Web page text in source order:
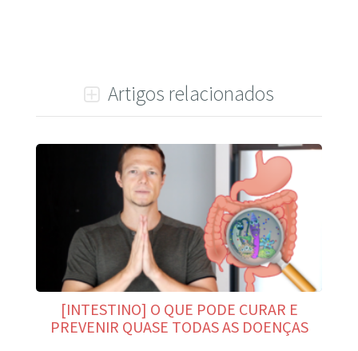
Artigos relacionados
[INTESTINO] O QUE PODE CURAR E
PREVENIR QUASE TODAS AS DOENÇAS